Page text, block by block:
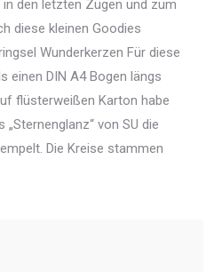
den letzten Zügen und zum
diese kleinen Goodies
Wunderkerzen Für diese
einen DIN A4 Bogen längs
flüsterweißen Karton habe
von SU die
Die Kreise stammen